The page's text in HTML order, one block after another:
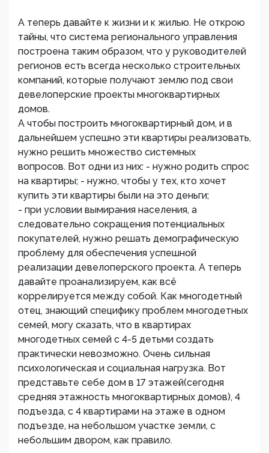
А теперь давайте к жизни и к жилью. Не открою
тайны, что система регионального управления
построена таким образом, что у руководителей
регионов есть всегда несколько строительных
компаний, которые получают землю под свои
девелоперские проекты многоквартирных
домов.
А чтобы построить многоквартирный дом, и в
дальнейшем успешно эти квартиры реализовать,
нужно решить множество системных
вопросов. Вот одни из них: - нужно родить спрос
на квартиры; - нужно, чтобы у тех, кто хочет
купить эти квартиры были на это деньги;
- при условии вымирания населения, а
следовательно сокращения потенциальных
покупателей, нужно решать демографическую
проблему для обеспечения успешной
реализации девелоперского проекта. А теперь
давайте проанализируем, как всё
коррелируется между собой. Как многодетный
отец, знающий специфику проблем многодетных
семей, могу сказать, что в квартирах
многодетных семей с 4-5 детьми создать
практически невозможно. Очень сильная
психологическая и социальная нагрузка. Вот
представьте себе дом в 17 этажей(сегодня
средняя этажность многоквартирных домов), 4
подъезда, с 4 квартирами на этаже в одном
подъезде, на небольшом участке земли, с
небольшим двором, как правило.